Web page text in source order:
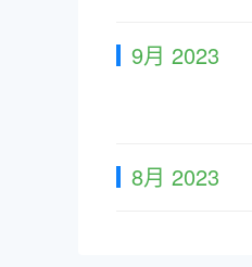
9月 2023
8月 2023